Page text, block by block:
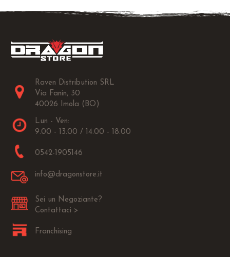
Raven Distribution SRL
Via Fanin, 30
40026 Imola (BO)
Lun - Ven:
9.00 - 13.00 / 14.00 - 18.00
0542-1905146
info@dragonstore.it
Sei un Negoziante?
Contattaci >
Franchising